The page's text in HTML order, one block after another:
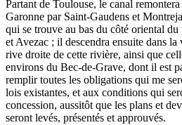
Partant de Toulouse, le canal
Garonne par Saint-Gaudens et
qui se trouve au bas du côté oriental
et Avezac ; il descendra ensuite dans
rive droite de cette rivière, ainsi que
environs du Bec-de-Grave, dont il est
remplir toutes les obligations qui me
lois existantes, et aux conditions qui
concession, aussitôt que les plans et
seront levés, présentés et approuvés.